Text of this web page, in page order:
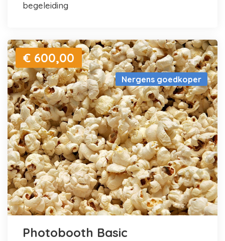
begeleiding
Nergens goedkoper
€ 600,00
Photobooth Basic